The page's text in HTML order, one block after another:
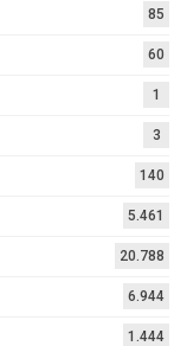
85
60
1
3
140
5.461
20.788
6.944
1.444